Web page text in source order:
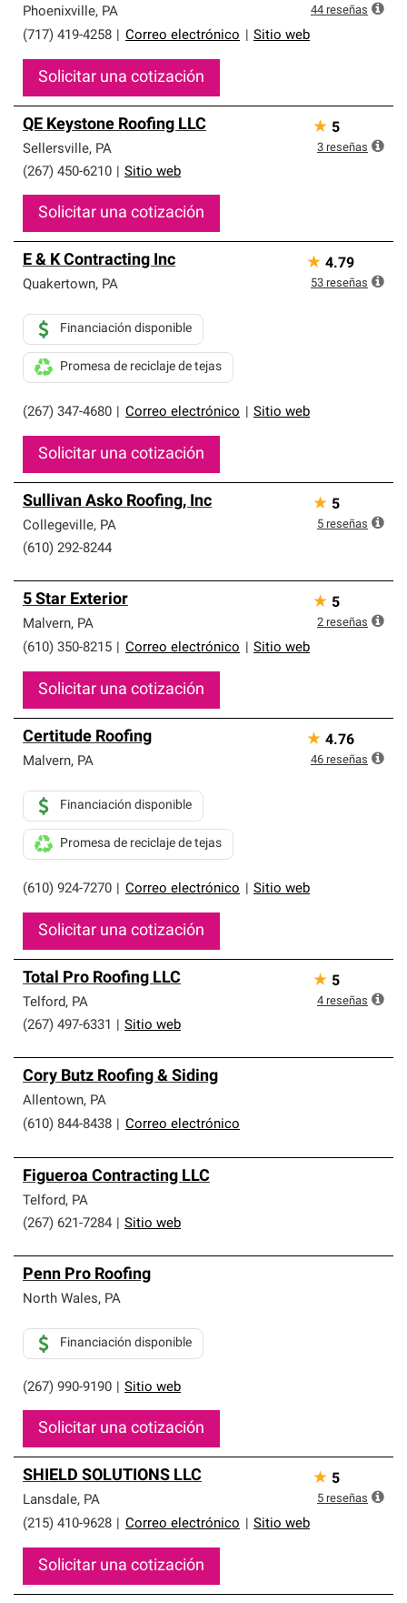
Phoenixville, PA
(717) 419-4258
Correo electrónico Sitio web
Solicitar una cotización
44 reseñas
QE Keystone Roofing LLC
Sellersville, PA
(267) 450-6210
Sitio web
Solicitar una cotización
★ 5
3 reseñas
E & K Contracting Inc
Quakertown, PA
(267) 347-4680 Correo electrónico Sitio web
Financiación disponible
Promesa de reciclaje de tejas
Solicitar una cotización
★ 4.79
53 reseñas
Sullivan Asko Roofing, Inc
Collegeville, PA
(610) 292-8244
★ 5
5 reseñas
5 Star Exterior
Malvern, PA
(610) 350-8215
Correo electrónico Sitio web
Solicitar una cotización
★ 5
2 reseñas
Certitude Roofing
Malvern, PA
(610) 924-7270 Correo electrónico Sitio web
Financiación disponible
Promesa de reciclaje de tejas
Solicitar una cotización
★ 4.76
46 reseñas
Total Pro Roofing LLC
Telford, PA
(267) 497-6331
Sitio web
★ 5
4 reseñas
Cory Butz Roofing & Siding
Allentown, PA
(610) 844-8438
Correo electrónico
Figueroa Contracting LLC
Telford, PA
(267) 621-7284
Sitio web
Penn Pro Roofing
North Wales, PA
(267) 990-9190 Sitio web
Financiación disponible
Solicitar una cotización
SHIELD SOLUTIONS LLC
Lansdale, PA
(215) 410-9628
Correo electrónico Sitio web
Solicitar una cotización
★ 5
5 reseñas